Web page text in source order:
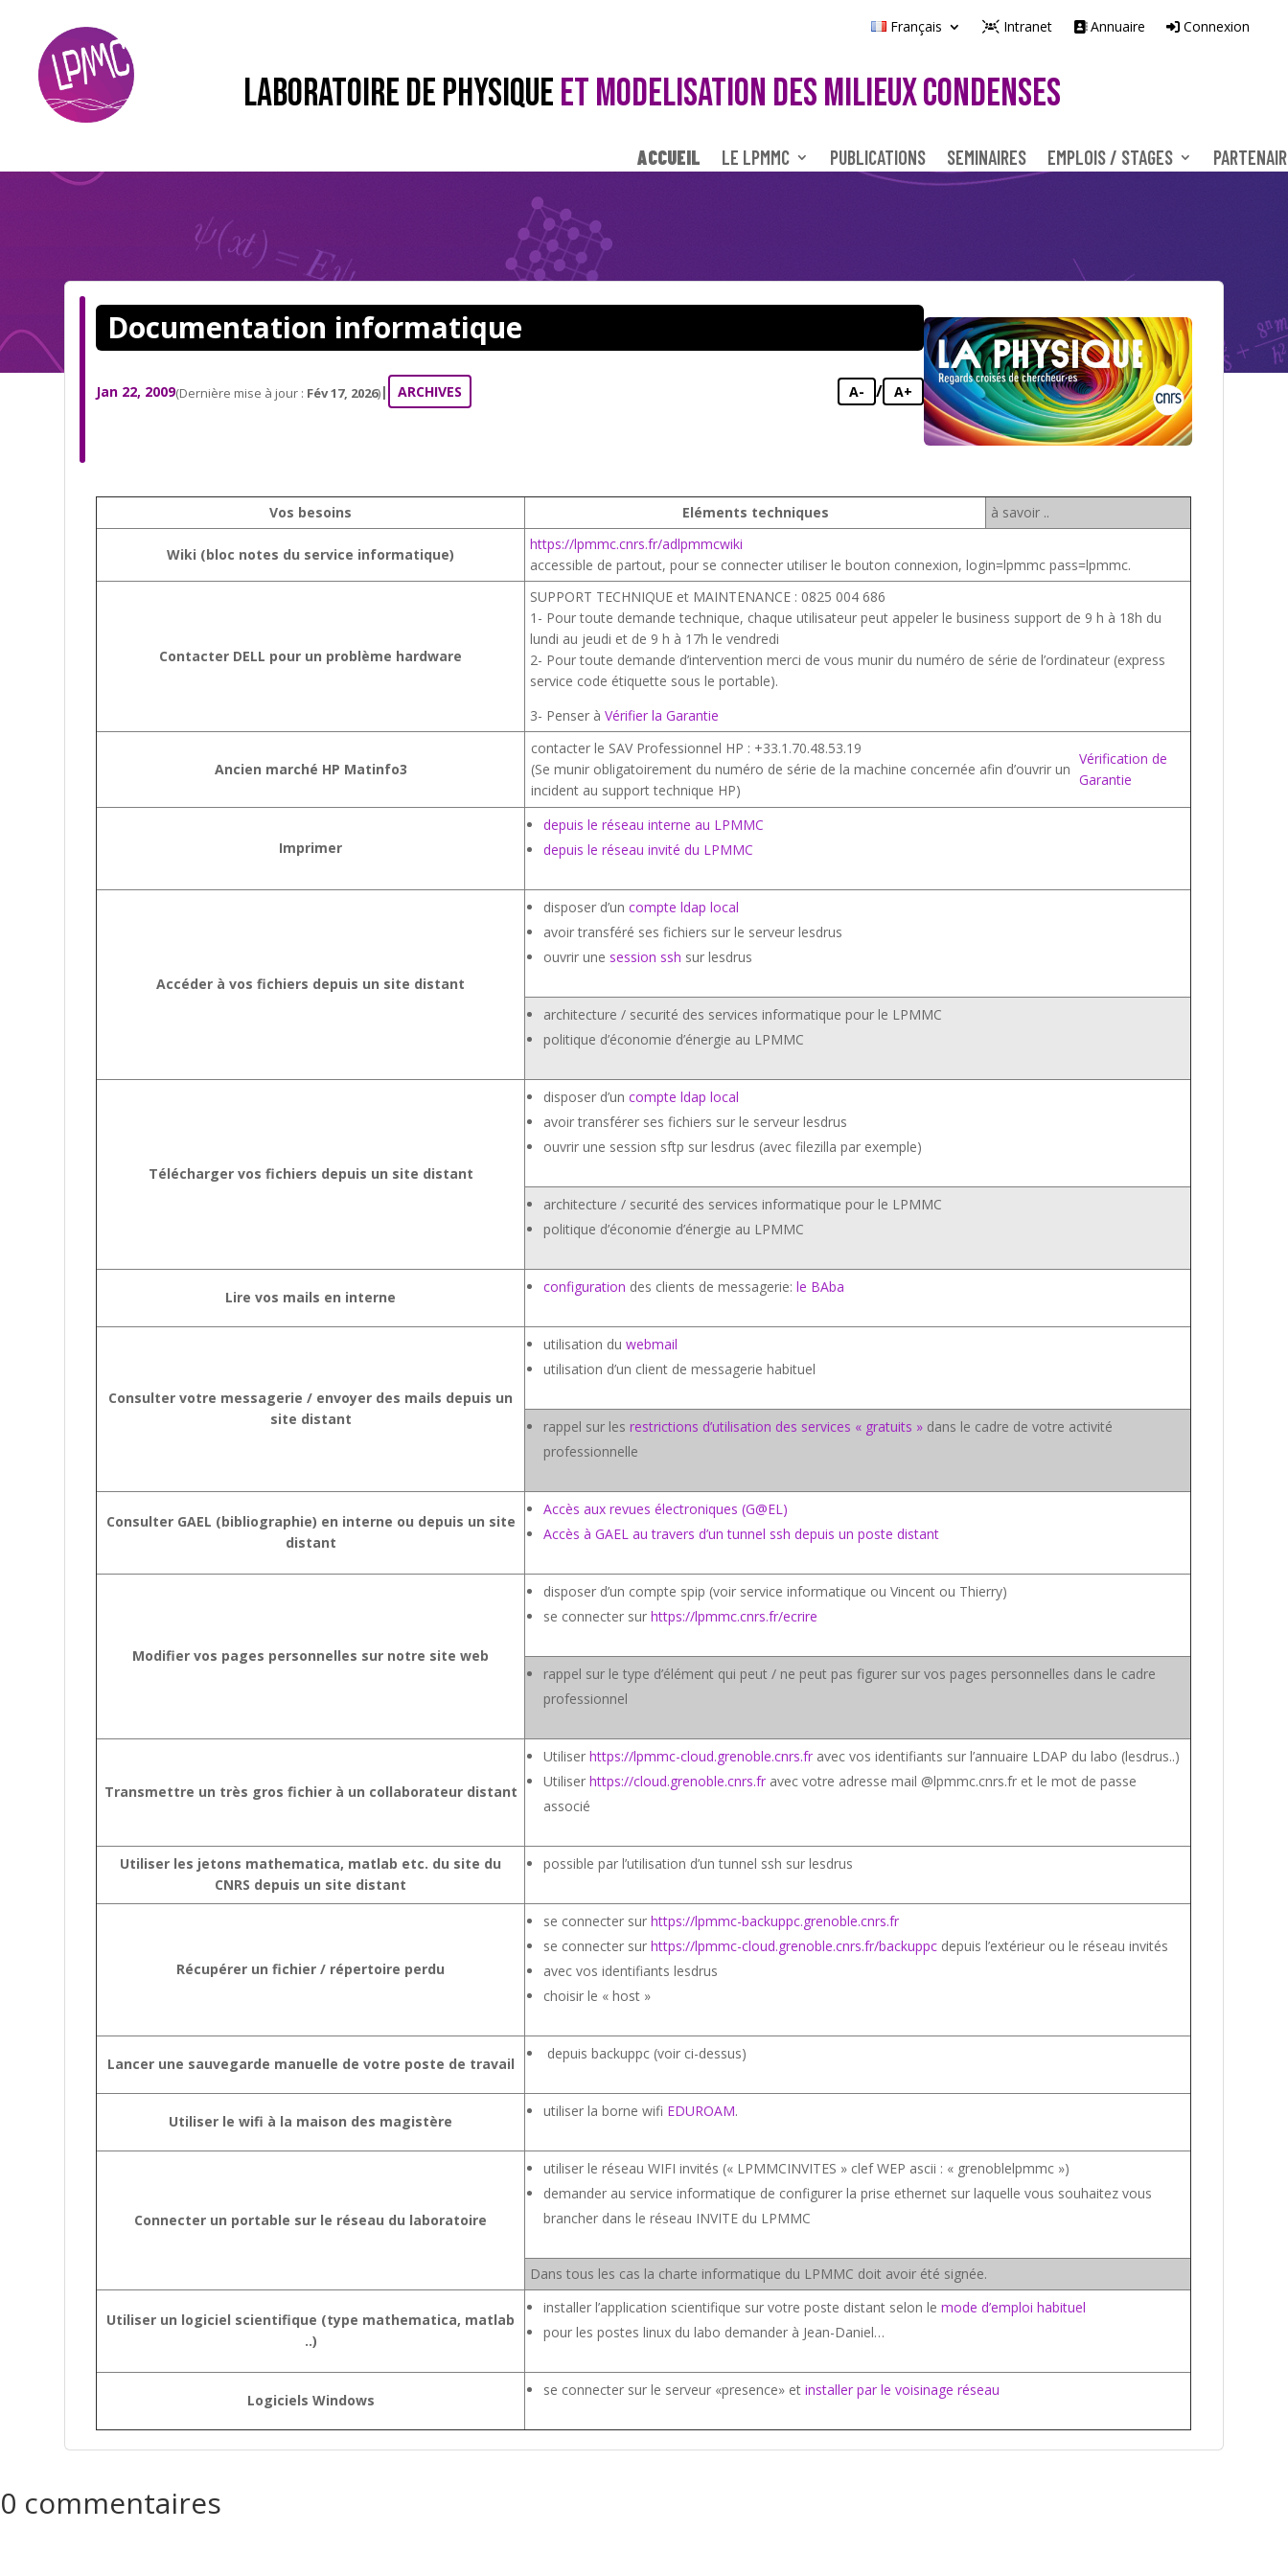
Français Intranet Annuaire Connexion
LABORATOIRE DE PHYSIQUEET MODELISATION DES MILIEUX CONDENSES
ACCUEIL LE LPMMC PUBLICATIONS SEMINAIRES EMPLOIS / STAGES
Documentation informatique
Jan 22, 2009(Dernière mise à jour : Fév 17, 2026)| ARCHIVES A- / A+
Vos besoins Eléments techniques à savoir ..
Wiki (bloc notes du service informatique)
https://lpmmc.cnrs.fr/adlpmmcwiki
accessible de partout, pour se connecter utiliser le bouton connexion, login=lpmmc pass=lpmmc.
Contacter DELL pour un problème hardware
SUPPORT TECHNIQUE et MAINTENANCE : 0825 004 686
1- Pour toute demande technique, chaque utilisateur peut appeler le business support de 9 h à 18h du
lundi au jeudi et de 9 h à 17h le vendredi
2- Pour toute demande d’intervention merci de vous munir du numéro de série de l’ordinateur (express
service code étiquette sous le portable).
3- Penser àVérifier la Garantie
Ancien marché HP Matinfo3
contacter le SAV Professionnel HP : +33.1.70.48.53.19
(Se munir obligatoirement du numéro de série de la machine concernée afin d’ouvrir un
incident au support technique HP)
Vérification de
Garantie
Imprimer
depuis le réseau interne au LPMMC
depuis le réseau invité du LPMMC
Accéder à vos fichiers depuis un site distant
disposer d’uncompte ldap local
avoir transféré ses fichiers sur le serveur lesdrus
ouvrir une session ssh sur lesdrus
architecture / securité des services informatique pour le LPMMC
politique d’économie d’énergie au LPMMC
Télécharger vos fichiers depuis un site distant
disposer d’uncompte ldap local
avoir transférer ses fichiers sur le serveur lesdrus
ouvrir une session sftp sur lesdrus (avec filezilla par exemple)
architecture / securité des services informatique pour le LPMMC
politique d’économie d’énergie au LPMMC
Lire vos mails en interne
configuration des clients de messagerie:le BAba
Consulter votre messagerie / envoyer des mails depuis un
site distant
utilisation duwebmail
utilisation d’un client de messagerie habituel
rappel sur lesrestrictions d’utilisation des services « gratuits » dans le cadre de votre activité
professionnelle
Consulter GAEL (bibliographie) en interne ou depuis un site
distant
Accès aux revues électroniques (G@EL)
Accès à GAEL au travers d’un tunnel ssh depuis un poste distant
Modifier vos pages personnelles sur notre site web
disposer d’un compte spip (voir service informatique ou Vincent ou Thierry)
se connecter surhttps://lpmmc.cnrs.fr/ecrire
rappel sur le type d’élément qui peut / ne peut pas figurer sur vos pages personnelles dans le cadre
professionnel
Transmettre un très gros fichier à un collaborateur distant
Utiliserhttps://lpmmc-cloud.grenoble.cnrs.fr avec vos identifiants sur l’annuaire LDAP du labo (lesdrus..)
Utiliserhttps://cloud.grenoble.cnrs.fr avec votre adresse mail @lpmmc.cnrs.fr et le mot de passe
associé
Utiliser les jetons mathematica, matlab etc. du site du
CNRS depuis un site distant
possible par l’utilisation d’un tunnel ssh sur lesdrus
Récupérer un fichier / répertoire perdu
se connecter sur https://lpmmc-backuppc.grenoble.cnrs.fr
se connecter sur https://lpmmc-cloud.grenoble.cnrs.fr/backuppc depuis l’extérieur ou le réseau invités
avec vos identifiants lesdrus
choisir le « host »
Lancer une sauvegarde manuelle de votre poste de travail
depuis backuppc (voir ci-dessus)
Utiliser le wifi à la maison des magistère
utiliser la borne wifi EDUROAM.
Connecter un portable sur le réseau du laboratoire
utiliser le réseau WIFI invités (« LPMMCINVITES » clef WEP ascii : « grenoblelpmmc »)
demander au service informatique de configurer la prise ethernet sur laquelle vous souhaitez vous
brancher dans le réseau INVITE du LPMMC
Dans tous les cas la charte informatique du LPMMC doit avoir été signée.
Utiliser un logiciel scientifique (type mathematica, matlab
..)
installer l’application scientifique sur votre poste distant selon lemode d’emploi habituel
pour les postes linux du labo demander à Jean-Daniel…
Logiciels Windows
se connecter sur le serveur «presence» etinstaller par le voisinage réseau
0 commentaires